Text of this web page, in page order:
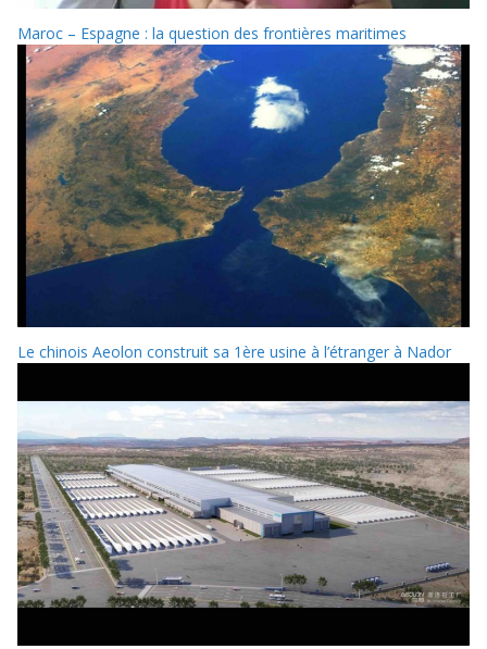
Maroc – Espagne : la question des frontières maritimes
Le chinois Aeolon construit sa 1ère usine à l’étranger à Nador